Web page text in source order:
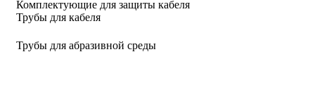
Комплектующие для защиты кабеля
Трубы для кабеля
Трубы для абразивной среды